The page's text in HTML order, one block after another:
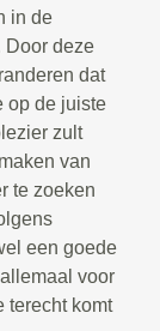
in de
Door deze
dat
op de juiste
zult
van
te zoeken
een goede
voor
terecht komt